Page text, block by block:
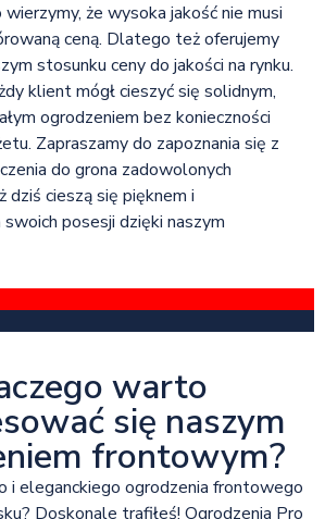
że wysoka jakość nie musi
ceną. Dlatego też oferujemy
stosunku ceny do jakości na rynku.
klient mógł cieszyć się solidnym,
ogrodzeniem bez konieczności
Zapraszamy do zapoznania się z
do grona zadowolonych
cieszą się pięknem i
posesji dzięki naszym
warto
się naszym
frontowym?
i eleganckiego ogrodzenia frontowego
Doskonale trafiłeś! Ogrodzenia Pro